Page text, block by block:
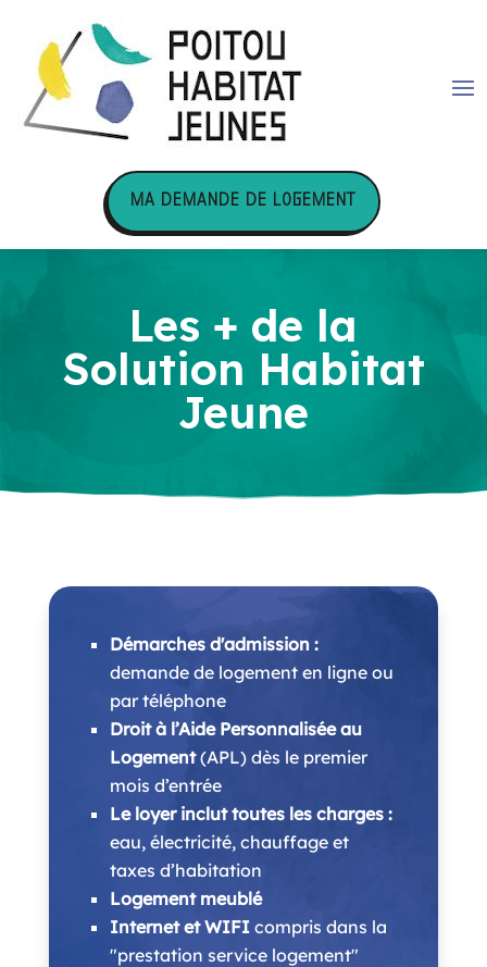
MA DEMANDE DE LOGEMENT
Les + de la
Solution Habitat
Jeune
Démarches d'admission :
demande de logement en ligne ou
par téléphone
Droit à l’Aide Personnalisée au
Logement(APL) dès le premier
mois d’entrée
Le loyer inclut toutes les charges :
eau, électricité, chauffage et
taxes d’habitation
Logement meublé
Internet et WIFI compris dans la
"prestation service logement"